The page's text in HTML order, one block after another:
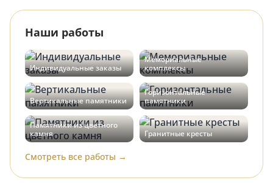
Наши работы
Индивидуальные заказы
Мемориальные
комплексы
Вертикальные памятники
Горизонтальные
памятники
Памятники из цветного
камня
Гранитные кресты
Смотреть все работы →